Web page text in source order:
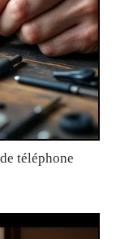
téléphone